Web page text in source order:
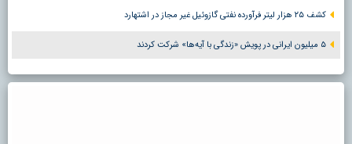
کشف ۲۵ هزار لیتر فرآورده نفتی گازوئیل غیر مجاز در اشتهارد
۵ میلیون ایرانی در پویش «زندگی با آیه‌ها» شرکت کردند